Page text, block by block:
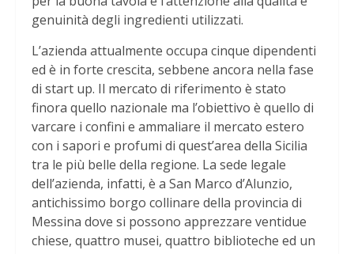
genuinità degli ingredienti utilizzati.
L’azienda attualmente occupa cinque dipendenti
ed è in forte crescita, sebbene ancora nella fase
di start up. Il mercato di riferimento è stato
finora quello nazionale ma l’obiettivo è quello di
varcare i confini e ammaliare il mercato estero
con i sapori e profumi di quest’area della Sicilia
tra le più belle della regione. La sede legale
dell’azienda, infatti, è a San Marco d’Alunzio,
antichissimo borgo collinare della provincia di
Messina dove si possono apprezzare ventidue
chiese, quattro musei, quattro biblioteche ed un